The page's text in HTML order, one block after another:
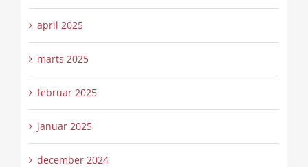
april 2025
marts 2025
februar 2025
januar 2025
december 2024